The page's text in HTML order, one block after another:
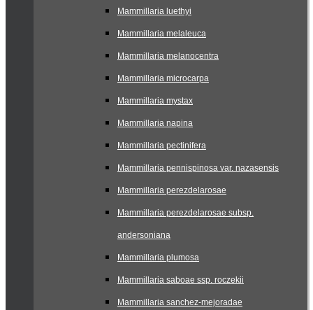
Mammillaria luethyi
Mammillaria melaleuca
Mammillaria melanocentra
Mammillaria microcarpa
Mammillaria mystax
Mammillaria napina
Mammillaria pectinifera
Mammillaria pennispinosa var. nazasensis
Mammillaria perezdelarosae
Mammillaria perezdelarosae subsp.
andersoniana
Mammillaria plumosa
Mammillaria saboae ssp. roczekii
Mammillaria sanchez-mejoradae